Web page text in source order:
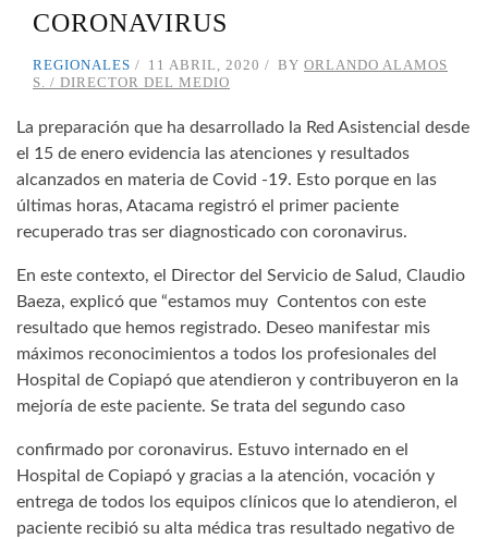
CORONAVIRUS
REGIONALES 11 ABRIL, 2020 BY ORLANDO ALAMOS
S. / DIRECTOR DEL MEDIO
La preparación que ha desarrollado la Red Asistencial desde
el 15 de enero evidencia las atenciones y resultados
alcanzados en materia de Covid -19. Esto porque en las
últimas horas, Atacama registró el primer paciente
recuperado tras ser diagnosticado con coronavirus.
En este contexto, el Director del Servicio de Salud, Claudio
Baeza, explicó que “estamos muy Contentos con este
resultado que hemos registrado. Deseo manifestar mis
máximos reconocimientos a todos los profesionales del
Hospital de Copiapó que atendieron y contribuyeron en la
mejoría de este paciente. Se trata del segundo caso
confirmado por coronavirus. Estuvo internado en el
Hospital de Copiapó y gracias a la atención, vocación y
entrega de todos los equipos clínicos que lo atendieron, el
paciente recibió su alta médica tras resultado negativo de